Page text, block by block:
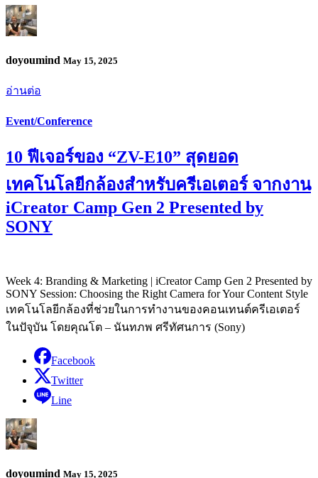
doyoumind May 15, 2025
อ่านต่อ
Event/Conference
10 ฟีเจอร์ของ “ZV-E10” สุดยอด
เทคโนโลยีกล้องสำหรับครีเอเตอร์ จากงาน
iCreator Camp Gen 2 Presented by
SONY
Week 4: Branding & Marketing | iCreator Camp Gen 2 Presented by
SONY Session: Choosing the Right Camera for Your Content Style
เทคโนโลยีกล้องที่ช่วยในการทำงานของคอนเทนต์ครีเอเตอร์
ในปัจุบัน โดยคุณโต – นันทภพ ศรีทัศนการ (Sony)
Facebook
Twitter
Line
doyoumind May 15, 2025